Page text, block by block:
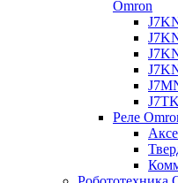
Omron
Реле